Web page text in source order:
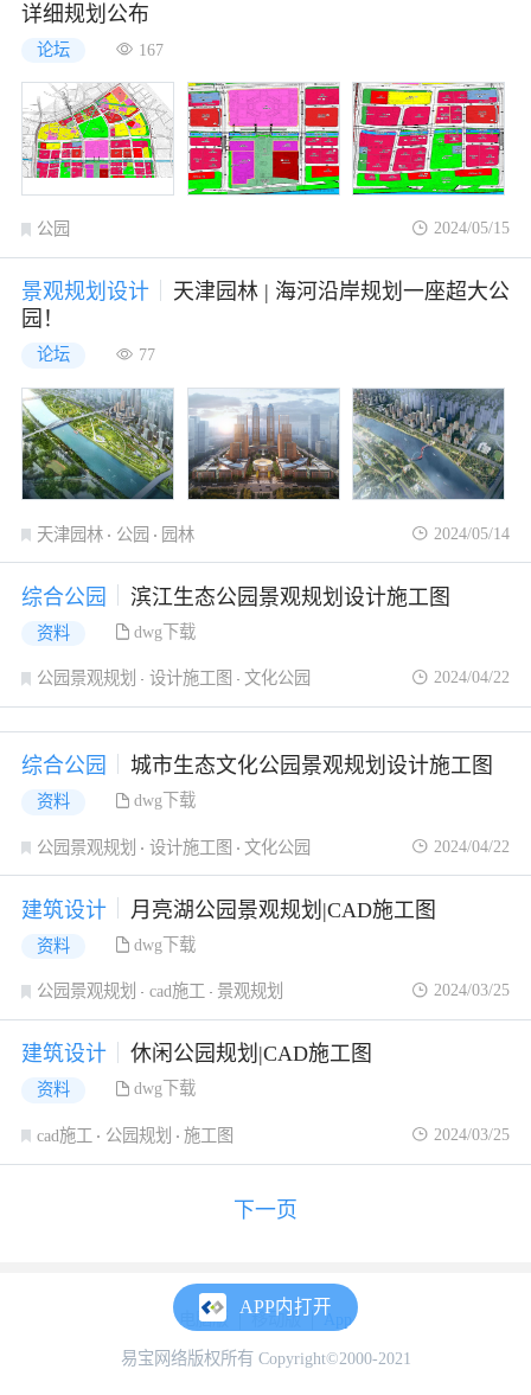
详细规划公布
论坛 167
公园 2024/05/15
景观规划设计
天津园林 | 海河沿岸规划一座超大公
园！
论坛 77
天津园林 公园 园林 2024/05/14
综合公园 滨江生态公园景观规划设计施工图
资料 dwg下载
公园景观规划 设计施工图 文化公园 2024/04/22
综合公园 城市生态文化公园景观规划设计施工图
资料 dwg下载
公园景观规划 设计施工图 文化公园 2024/04/22
建筑设计 月亮湖公园景观规划|CAD施工图
资料 dwg下载
公园景观规划 cad施工 景观规划 2024/03/25
建筑设计 休闲公园规划|CAD施工图
资料 dwg下载
cad施工 公园规划 施工图 2024/03/25
下一页
APP内打开
电脑版 移动版 App
易宝网络版权所有 Copyright©2000-2021